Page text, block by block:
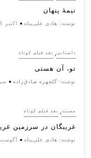
نیمۀ پنهان
نوشته: هادی علی‌پناه اکتبر 25, 2025
داستانی, نقد فیلم کوتاه
تو، آن هستی
نوشته: گلچهره صادق‌زاده
مستند, نقد فیلم کوتاه
غریبگان در سرزمین
نوشته: هادی علی‌پناه آگوست 20, 2025